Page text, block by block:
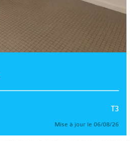
T3
Mise à jour le 06/08/26